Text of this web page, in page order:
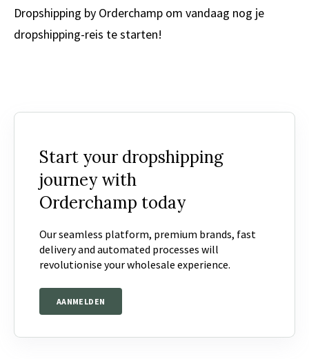
Dropshipping by Orderchamp om vandaag nog je
dropshipping-reis te starten!
Start your dropshipping
journey with
Orderchamp today
Our seamless platform, premium brands, fast
delivery and automated processes will
revolutionise your wholesale experience.
AANMELDEN